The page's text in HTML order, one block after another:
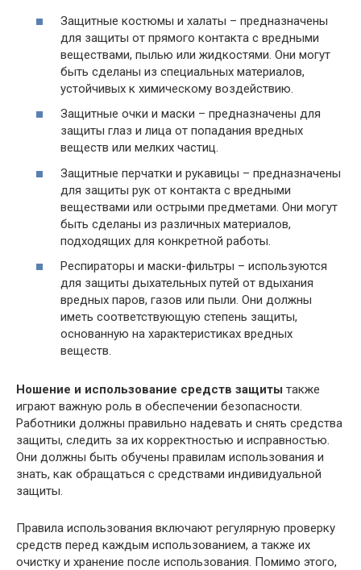
Защитные костюмы и халаты – предназначены
для защиты от прямого контакта с вредными
веществами, пылью или жидкостями. Они могут
быть сделаны из специальных материалов,
устойчивых к химическому воздействию.
Защитные очки и маски – предназначены для
защиты глаз и лица от попадания вредных
веществ или мелких частиц.
Защитные перчатки и рукавицы – предназначены
для защиты рук от контакта с вредными
веществами или острыми предметами. Они могут
быть сделаны из различных материалов,
подходящих для конкретной работы.
Респираторы и маски-фильтры – используются
для защиты дыхательных путей от вдыхания
вредных паров, газов или пыли. Они должны
иметь соответствующую степень защиты,
основанную на характеристиках вредных
веществ.
Ношение и использование средств защиты также
играют важную роль в обеспечении безопасности.
Работники должны правильно надевать и снять средства
защиты, следить за их корректностью и исправностью.
Они должны быть обучены правилам использования и
знать, как обращаться с средствами индивидуальной
защиты.
Правила использования включают регулярную проверку
средств перед каждым использованием, а также их
очистку и хранение после использования. Помимо этого,